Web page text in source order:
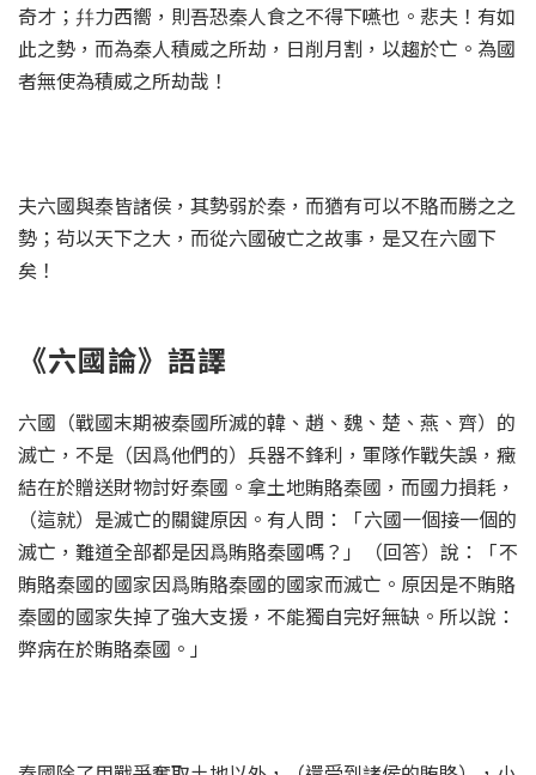
奇才；幷力西嚮，則吾恐秦人食之不得下嚥也。悲夫！有如
此之勢，而為秦人積威之所劫，日削月割，以趨於亡。為國
者無使為積威之所劫哉！
夫六國與秦皆諸侯，其勢弱於秦，而猶有可以不賂而勝之之
勢；茍以天下之大，而從六國破亡之故事，是又在六國下
矣！
《六國論》語譯
六國（戰國末期被秦國所滅的韓、趙、魏、楚、燕、齊）的
滅亡，不是（因爲他們的）兵器不鋒利，軍隊作戰失誤，癥
結在於贈送財物討好秦國。拿土地賄賂秦國，而國力損耗，
（這就）是滅亡的關鍵原因。有人問：
「六國一個接一個的
滅亡，難道全部都是因爲賄賂秦國嗎？ 」 （回答）說： 「不
賄賂秦國的國家因爲賄賂秦國的國家而滅亡。原因是不賄賂
秦國的國家失掉了強大支援，不能獨自完好無缺。所以說：
弊病在於賄賂秦國。 」